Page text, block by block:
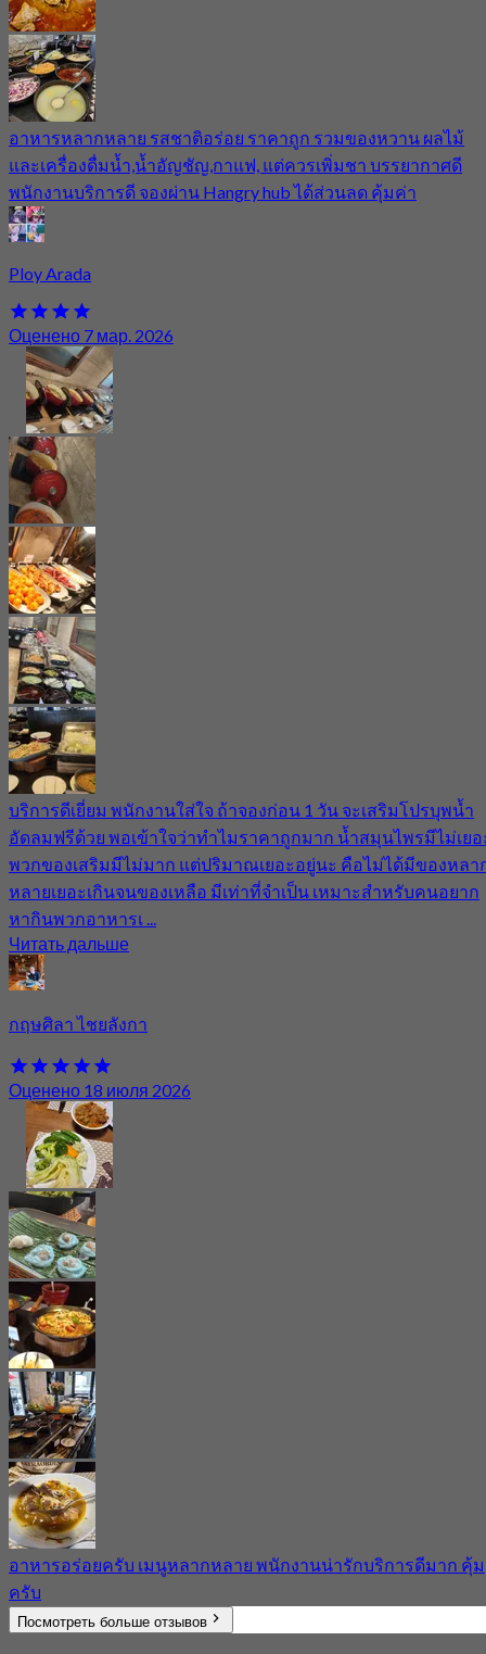
อาหารหลากหลาย รสชาติอร่อย ราคาถูก รวมของหวาน ผลไม้
และเครื่องดื่มน้ำ,น้ำอัญชัญ,กาแฟ, แต่ควรเพิ่มชา บรรยากาศดี
พนักงานบริการดี จองผ่าน Hangry hub ได้ส่วนลด คุ้มค่า
Ploy Arada
Оценено 7 мар. 2026
บริการดีเยี่ยม พนักงานใส่ใจ ถ้าจองก่อน 1 วัน จะเสริมโปรบุพน้ำ
อัดลมฟรีด้วย พอเข้าใจว่าทำไมราคาถูกมาก น้ำสมุนไพรมีไม่เยอ
พวกของเสริมมีไม่มาก แต่ปริมาณเยอะอยู่นะ คือไม่ได้มีของหลา
หลายเยอะเกินจนของเหลือ มีเท่าที่จำเป็น เหมาะสำหรับคนอยาก
หากินพวกอาหารเ ...
Читать дальше
กฤษศิลา ไชยลังกา
Оценено 18 июля 2026
อาหารอร่อยครับ เมนูหลากหลาย พนักงานน่ารักบริการดีมาก คุ้ม
ครับ
Посмотреть больше отзывов